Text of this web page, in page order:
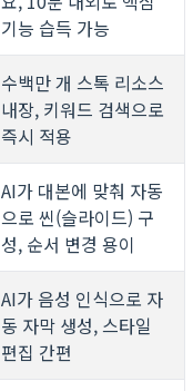
기능 습득 가능
수백만 개 스톡 리소스
내장, 키워드 검색으로
즉시 적용
AI가 대본에 맞춰 자동
으로 씬(슬라이드) 구
성, 순서 변경 용이
AI가 음성 인식으로 자
동 자막 생성, 스타일
편집 간편